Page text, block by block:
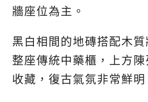
牆座位為主。
黑白相間的地磚搭配木
整座傳統中藥櫃，上方
收藏，復古氣氛非常鮮明